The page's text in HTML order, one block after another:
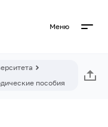
Меню
пособия